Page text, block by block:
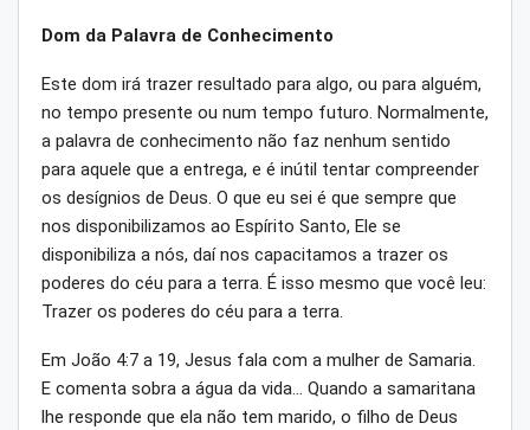
Dom da Palavra de Conhecimento
Este dom irá trazer resultado para algo, ou para alguém,
no tempo presente ou num tempo futuro. Normalmente,
a palavra de conhecimento não faz nenhum sentido
para aquele que a entrega, e é inútil tentar compreender
os desígnios de Deus. O que eu sei é que sempre que
nos disponibilizamos ao Espírito Santo, Ele se
disponibiliza a nós, daí nos capacitamos a trazer os
poderes do céu para a terra. É isso mesmo que você leu:
Trazer os poderes do céu para a terra.
Em João 4:7 a 19, Jesus fala com a mulher de Samaria.
E comenta sobra a água da vida… Quando a samaritana
lhe responde que ela não tem marido, o filho de Deus